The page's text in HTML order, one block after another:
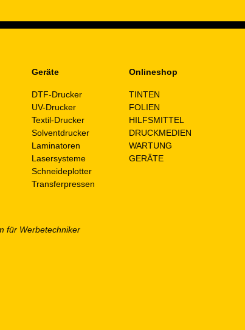
Geräte
DTF-Drucker
UV-Drucker
Textil-Drucker
Solventdrucker
Laminatoren
Lasersysteme
Schneideplotter
Transferpressen
Onlineshop
TINTEN
FOLIEN
HILFSMITTEL
DRUCKMEDIEN
WARTUNG
GERÄTE